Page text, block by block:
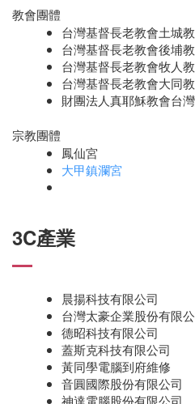
教會團體
台灣基督長老教會土城
台灣基督長老教會後埔
台灣基督長老教會牧人
台灣基督長老教會大同
財團法人真耶穌教會台
宗教團體
鳳仙宮
大甲鎮瀾宮
3C產業
晨揚科技有限公司
台灣太豪企業股份有限
德昭科技有限公司
蓋斯克科技有限公司
黃同學電腦到府維修
音圓國際股份有限公司
神達電腦股份有限公司